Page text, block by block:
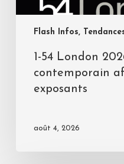
Flash Infos,
1-54 London
contemporain
exposants
août 4, 2026